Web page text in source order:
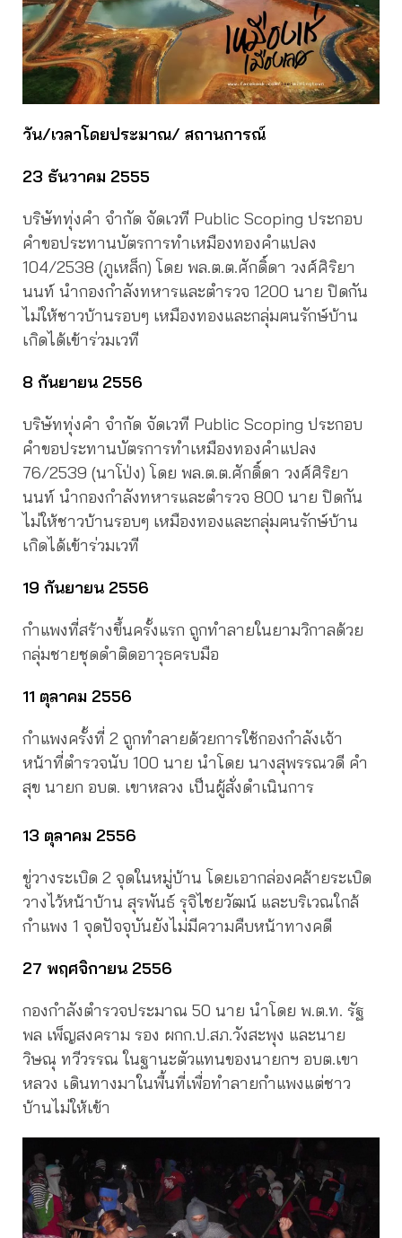
วัน/เวลาโดยประมาณ/ สถานการณ์
23 ธันวาคม 2555
บริษัททุ่งคำ จำกัด จัดเวที Public Scoping ประกอบ
คำขอประทานบัตรการทำเหมืองทองคำแปลง
104/2538 (ภูเหล็ก) โดย พล.ต.ต.ศักดิ์ดา วงศ์ศิริยา
นนท์ นำกองกำลังทหารและตำรวจ 1200 นาย ปิดกัน
ไม่ให้ชาวบ้านรอบๆ เหมืองทองและกลุ่มฅนรักษ์บ้าน
เกิดได้เข้าร่วมเวที
8 กันยายน 2556
บริษัททุ่งคำ จำกัด จัดเวที Public Scoping ประกอบ
คำขอประทานบัตรการทำเหมืองทองคำแปลง
76/2539 (นาโป่ง) โดย พล.ต.ต.ศักดิ์ดา วงศ์ศิริยา
นนท์ นำกองกำลังทหารและตำรวจ 800 นาย ปิดกัน
ไม่ให้ชาวบ้านรอบๆ เหมืองทองและกลุ่มฅนรักษ์บ้าน
เกิดได้เข้าร่วมเวที
19 กันยายน 2556
กำแพงที่สร้างขึ้นครั้งแรก ถูกทำลายในยามวิกาลด้วย
กลุ่มชายชุดดำติดอาวุธครบมือ
11 ตุลาคม 2556
กำแพงครั้งที่ 2 ถูกทำลายด้วยการใช้กองกำลังเจ้า
หน้าที่ตำรวจนับ 100 นาย นำโดย นางสุพรรณวดี คำ
สุข นายก อบต. เขาหลวง เป็นผู้สั่งดำเนินการ
13 ตุลาคม 2556
ขู่วางระเบิด 2 จุดในหมู่บ้าน โดยเอากล่องคล้ายระเบิด
วางไว้หน้าบ้าน สุรพันธ์ รุจิไชยวัฒน์ และบริเวณใกล้
กำแพง 1 จุดปัจจุบันยังไม่มีความคืบหน้าทางคดี
27 พฤศจิกายน 2556
กองกำลังตำรวจประมาณ 50 นาย นำโดย พ.ต.ท. รัฐ
พล เพ็ญสงคราม รอง ผกก.ป.สภ.วังสะพุง และนาย
วิษณุ ทวีวรรณ ในฐานะตัวแทนของนายกฯ อบต.เขา
หลวง เดินทางมาในพื้นที่เพื่อทำลายกำแพงแต่ชาว
บ้านไม่ให้เข้า